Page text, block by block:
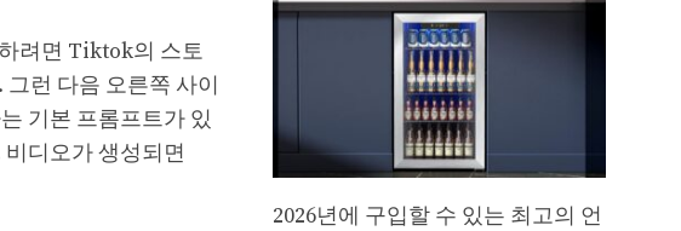
려면 Tiktok의 스토
런 다음 오른쪽 사이
기본 프롬프트가 있
디오가 생성되면
2026년에 구입할 수 있는 최고의 언